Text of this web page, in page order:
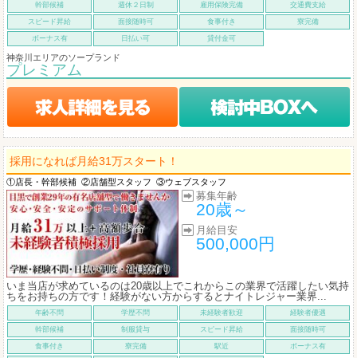
幹部候補 週休２日制 雇用保険完備 交通費支給
スピード昇給 面接随時可 食事付き 寮完備
ボーナス有 日払い可 貸付金可
神奈川エリアのソープランド
プレミアム
採用になれば月給31万スタート！
①店長・幹部候補 ②店舗型スタッフ ③ウェブスタッフ
募集年齢
20歳～
月給目安
500,000円
いま当店が求めているのは20歳以上でこれからこの業界で活躍したい気持
ちをお持ちの方です！経験がない方からするとナイトレジャー業界...
年齢不問 学歴不問 未経験者歓迎 経験者優遇
幹部候補 制服貸与 スピード昇給 面接随時可
食事付き 寮完備 駅近 ボーナス有